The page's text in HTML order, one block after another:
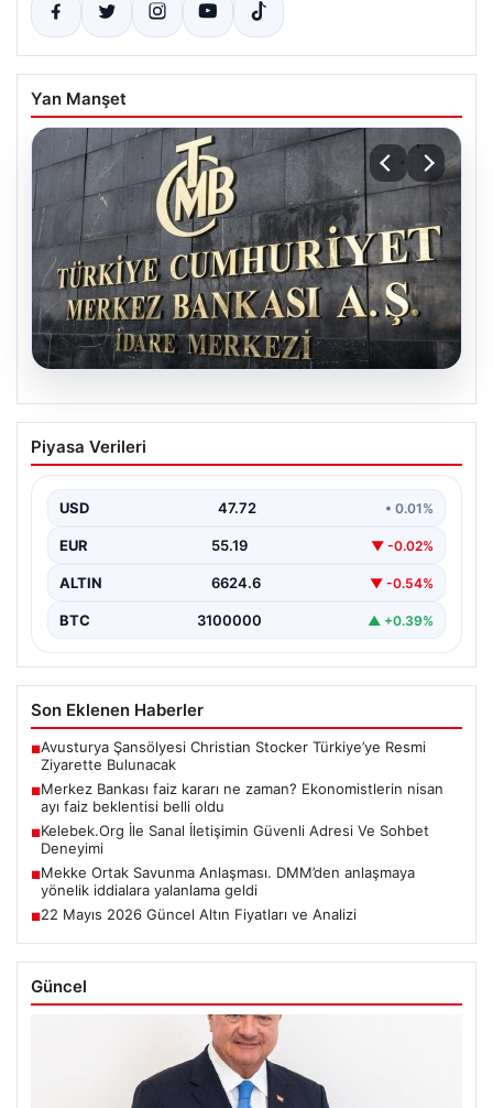
Yan Manşet
08.08.2026
Merkez Bankası faiz kararı ne zaman?
Ekonomistlerin nisan ayı faiz beklentisi
Piyasa Verileri
USD 47.72 • 0.01%
EUR 55.19 ▼ -0.02%
ALTIN 6624.6 ▼ -0.54%
BTC 3100000 ▲ +0.39%
Son Eklenen Haberler
■Avusturya Şansölyesi Christian Stocker Türkiye’ye Resmi
Ziyarette Bulunacak
■Merkez Bankası faiz kararı ne zaman? Ekonomistlerin nisan
ayı faiz beklentisi belli oldu
■Kelebek.Org İle Sanal İletişimin Güvenli Adresi Ve Sohbet
Deneyimi
■Mekke Ortak Savunma Anlaşması. DMM’den anlaşmaya
yönelik iddialara yalanlama geldi
■22 Mayıs 2026 Güncel Altın Fiyatları ve Analizi
Güncel